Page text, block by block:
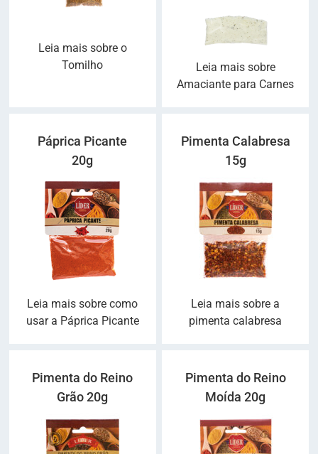
Leia mais sobre o
Tomilho
Leia mais sobre
Amaciante para Carnes
Páprica Picante
20g
Leia mais sobre como
usar a Páprica Picante
Pimenta Calabresa
15g
Leia mais sobre a
pimenta calabresa
Pimenta do Reino
Grão 20g
Pimenta do Reino
Moída 20g